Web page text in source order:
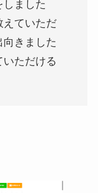
ました
えていただ
きました
ただける